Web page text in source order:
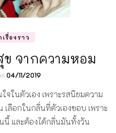
รื่องราว
จากความหอม
04/11/2019
จในตัวเอง เพราะรสนิยมความ
ลือกในกลิ่นที่ตัวเองชอบ เพราะ
นี้ และต้องได้กลิ่นมันทั้งวัน